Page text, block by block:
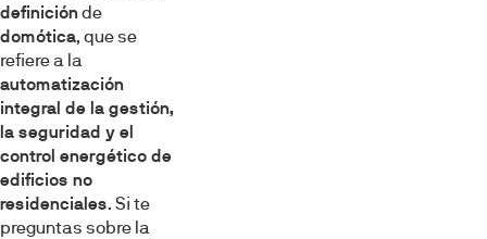
definiciónde
domótica, que se
refiere a la
automatización
integral de la gestión,
la seguridad y el
control energético de
edificios no
residenciales. Si te
preguntas sobre la